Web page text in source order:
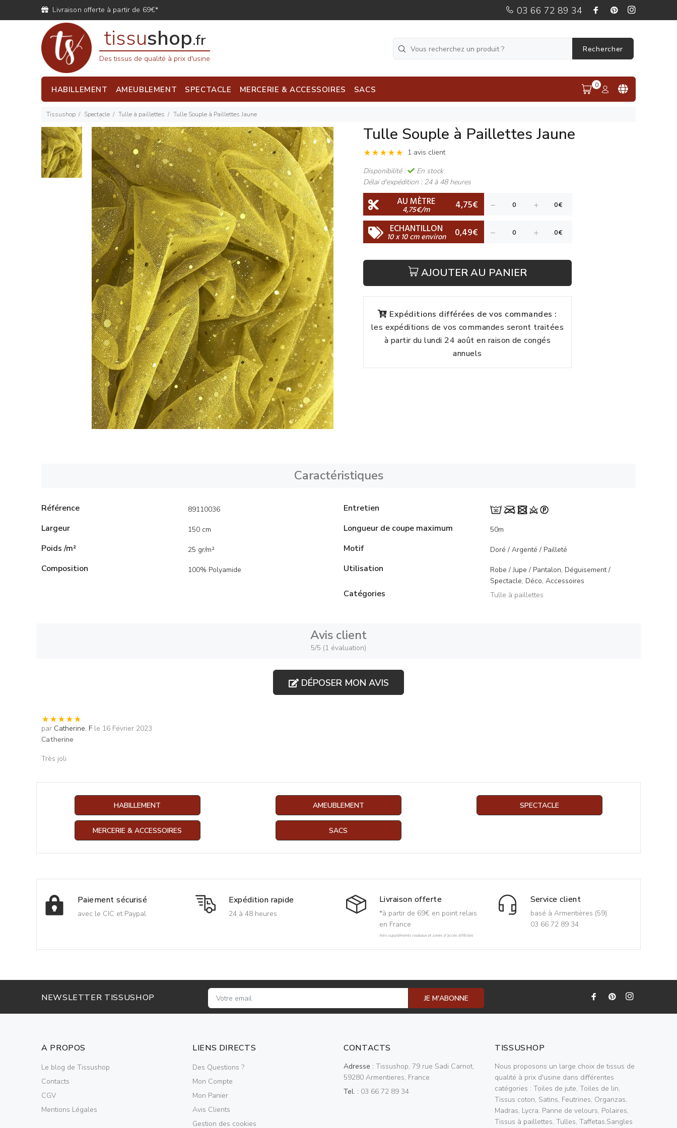
Livraison offerte à partir de 69€* 03 66 72 89 34
tissushop.fr
Des tissus de qualité à prix d'usine
Rechercher
HABILLEMENT AMEUBLEMENT SPECTACLE MERCERIE & ACCESSOIRES SACS 0
Tissushop Spectacle Tulle à paillettes Tulle Souple à Paillettes Jaune
Tulle Souple à Paillettes Jaune
1 avis client
Disponibilité :
En stock
Délai d'expédition : 24 à 48 heures
AU MÈTRE
4,75€/m 4,75€
ECHANTILLON
10 x 10 cm environ 0,49€
AJOUTER AU PANIER
Expéditions différées de vos commandes :
les expéditions de vos commandes seront traitées
à partir du lundi 24 août en raison de congés
annuels
Caractéristiques
Référence 89110036
Largeur 150 cm
Poids /m² 25 gr/m²
Composition 100% Polyamide
Entretien
Longueur de coupe maximum
50m
Motif Doré / Argenté / Pailleté
Utilisation
Robe / Jupe / Pantalon, Déguisement /
Spectacle, Déco, Accessoires
Catégories Tulle à paillettes
Avis client
5/5 (1 évaluation)
DÉPOSER MON AVIS
par Catherine. F le 16 Février 2023
Catherine
Très joli
HABILLEMENT AMEUBLEMENT SPECTACLE
MERCERIE & ACCESSOIRES SACS
Paiement sécurisé
avec le CIC et Paypal
Expédition rapide
24 à 48 heures
Livraison offerte
*à partir de 69€ en point relais
en France
hors suppléments rouleaux et zones d'accès difficiles
Service client
basé à Armentières (59)
03 66 72 89 34
NEWSLETTER TISSUSHOP JE M'ABONNE
A PROPOS
Le blog de Tissushop
Contacts
CGV
Mentions Légales
LIENS DIRECTS
Des Questions ?
Mon Compte
Mon Panier
Avis Clients
Gestion des cookies
CONTACTS
Adresse : Tissushop, 79 rue Sadi Carnot,
59280 Armentieres, France
Tel. : 03 66 72 89 34
TISSUSHOP
Nous proposons un large choix de tissus de
qualité à prix d'usine dans différentes
catégories : Toiles de jute, Toiles de lin,
Tissus coton, Satins, Feutrines, Organzas,
Madras, Lycra, Panne de velours, Polaires,
Tissus à paillettes, Tulles, Taffetas,Sangles